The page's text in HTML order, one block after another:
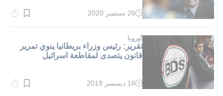
وقت
دقيقة.
26 سبتمبر 2020
أوروبا
تقرير: رئيس وزراء بريطانيا ينوي تمرير
قانون يتصدى لمقاطعة اسرائيل
وقت
16 ديسمبر 2019